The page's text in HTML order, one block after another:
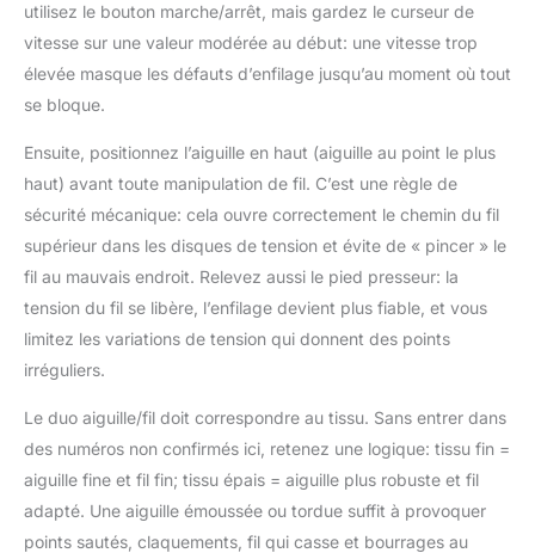
utilisez le bouton marche/arrêt, mais gardez le curseur de
vitesse sur une valeur modérée au début: une vitesse trop
élevée masque les défauts d’enfilage jusqu’au moment où tout
se bloque.
Ensuite, positionnez l’aiguille en haut (aiguille au point le plus
haut) avant toute manipulation de fil. C’est une règle de
sécurité mécanique: cela ouvre correctement le chemin du fil
supérieur dans les disques de tension et évite de « pincer » le
fil au mauvais endroit. Relevez aussi le pied presseur: la
tension du fil se libère, l’enfilage devient plus fiable, et vous
limitez les variations de tension qui donnent des points
irréguliers.
Le duo aiguille/fil doit correspondre au tissu. Sans entrer dans
des numéros non confirmés ici, retenez une logique: tissu fin =
aiguille fine et fil fin; tissu épais = aiguille plus robuste et fil
adapté. Une aiguille émoussée ou tordue suffit à provoquer
points sautés, claquements, fil qui casse et bourrages au